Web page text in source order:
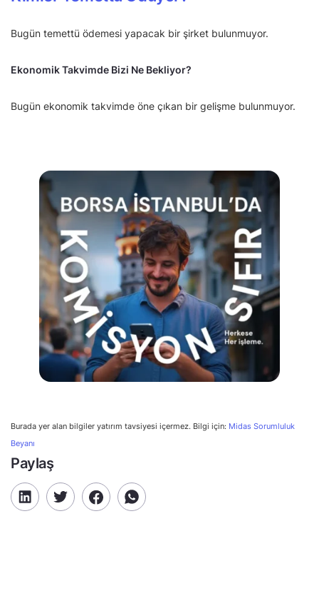
Bugün temettü ödemesi yapacak bir şirket bulunmuyor.
Ekonomik Takvimde Bizi Ne Bekliyor?
Bugün ekonomik takvimde öne çıkan bir gelişme bulunmuyor.
Burada yer alan bilgiler yatırım tavsiyesi içermez. Bilgi için: Midas Sorumluluk
Beyanı
Paylaş